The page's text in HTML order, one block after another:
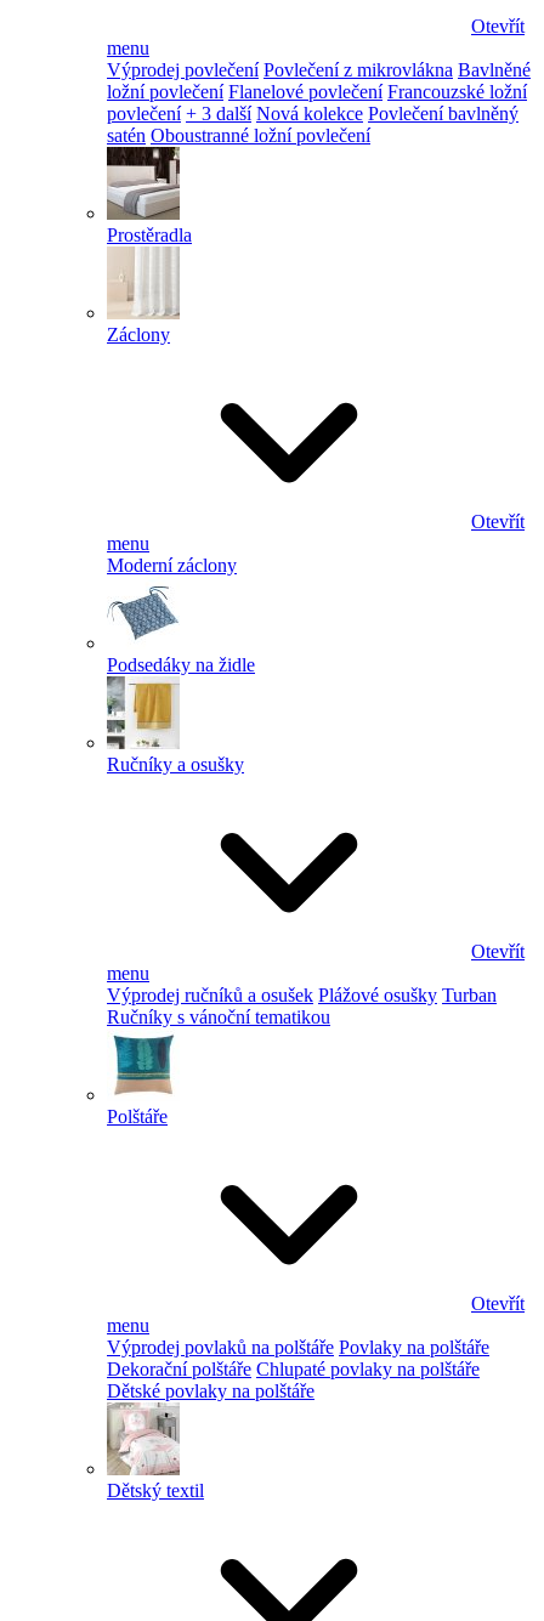
Otevřít
menu
Výprodej povlečení Povlečení z mikrovlákna Bavlněné
ložní povlečení Flanelové povlečení Francouzské ložní
povlečení + 3 další Nová kolekce Povlečení bavlněný
satén Oboustranné ložní povlečení
Prostěradla
Záclony
Otevřít
menu
Moderní záclony
Podsedáky na židle
Ručníky a osušky
Otevřít
menu
Výprodej ručníků a osušek Plážové osušky Turban
Ručníky s vánoční tematikou
Polštáře
Otevřít
menu
Výprodej povlaků na polštáře Povlaky na polštáře
Dekorační polštáře Chlupaté povlaky na polštáře
Dětské povlaky na polštáře
Dětský textil